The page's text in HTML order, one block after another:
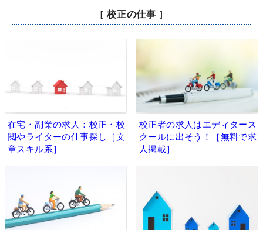
［ 校正の仕事 ］
在宅・副業の求人：校正・校
閲やライターの仕事探し［文
章スキル系］
校正者の求人はエディタース
クールに出そう！［無料で求
人掲載］